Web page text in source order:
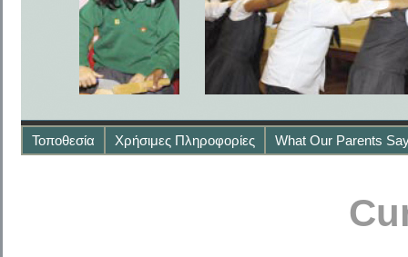
Τοποθεσία Χρήσιμες Πληροφορίες What Our Parents